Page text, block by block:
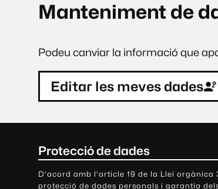
Manteniment de
Podeu canviar la informació que
Editar les meves dades
Protecció de dades
D'acord amb l'article 19 de la Llei orgànica
protecció de dades personals i garantia